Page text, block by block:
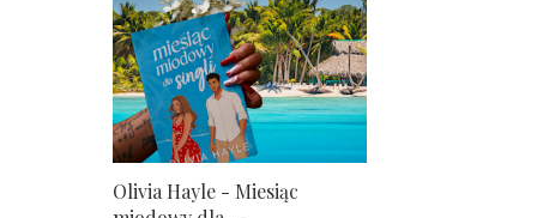
Olivia Hayle - Miesiąc